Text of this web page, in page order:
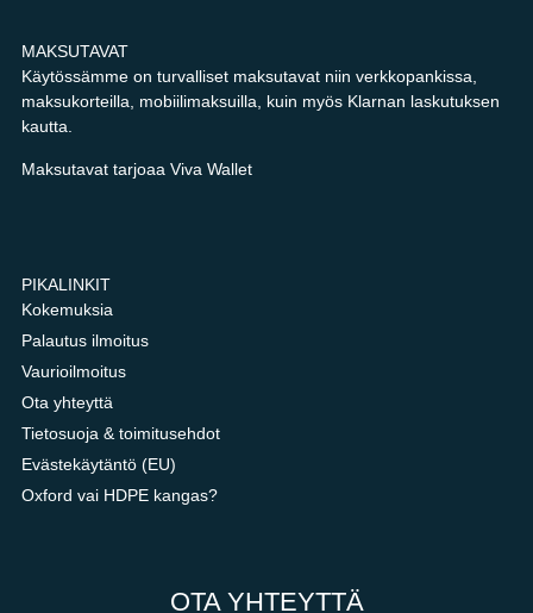
MAKSUTAVAT
Käytössämme on turvalliset maksutavat niin verkkopankissa,
maksukorteilla, mobiilimaksuilla, kuin myös Klarnan laskutuksen
kautta.
Maksutavat tarjoaa Viva Wallet
PIKALINKIT
Kokemuksia
Palautus ilmoitus
Vaurioilmoitus
Ota yhteyttä
Tietosuoja & toimitusehdot
Evästekäytäntö (EU)
Oxford vai HDPE kangas?
OTA YHTEYTTÄ